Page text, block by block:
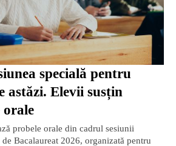
specială pentru
astăzi. Elevii susțin
orale
probele orale din cadrul sesiunii
Bacalaureat 2026, organizată pentru